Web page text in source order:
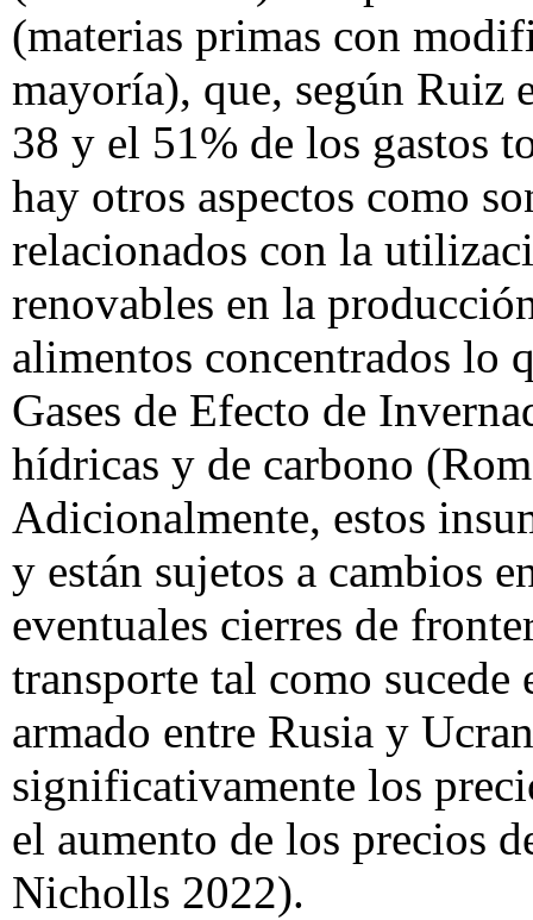
(materias primas con
mayoría), que, según Ruiz
38 y el 51% de los gastos
hay otros aspectos como
relacionados con la
renovables en la
alimentos concentrados lo
Gases de Efecto de
hídricas y de carbono
Adicionalmente, estos
y están sujetos a cambios
eventuales cierres de
transporte tal como
armado entre Rusia y
significativamente los
el aumento de los precios
Nicholls 2022).